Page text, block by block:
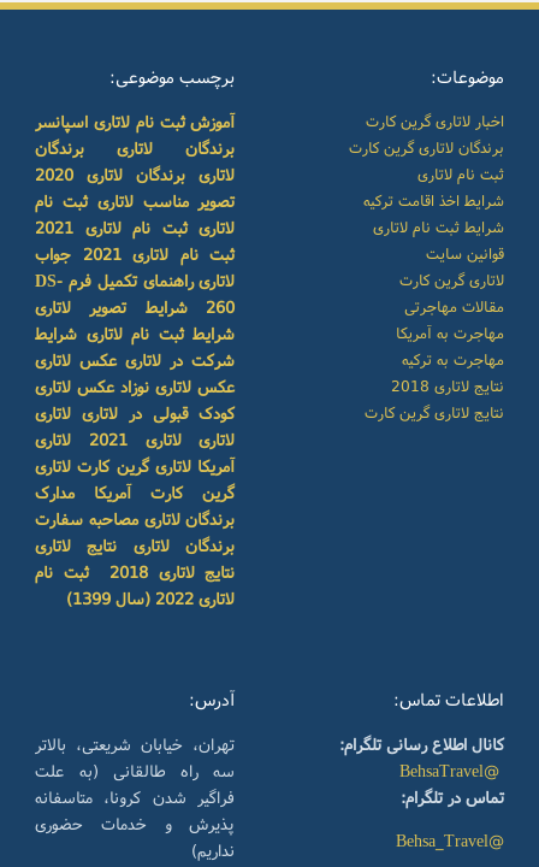
برچسب موضوعی:
آموزش ثبت نام لاتاری اسپانسر
برندگان لاتاری
برندگان
لاتاری برندگان لاتاری 2020
تصویر مناسب لاتاری ثبت نام
لاتاری ثبت نام لاتاری 2021
ثبت نام لاتاری 2021
جواب
لاتاری
راهنمای تکمیل فرم DS-
260
شرایط تصویر لاتاری
شرایط ثبت نام لاتاری شرایط
شرکت در لاتاری عکس لاتاری
عکس لاتاری نوزاد عکس لاتاری
کودک قبولی در لاتاری لاتاری
لاتاریلاتاری 2021
لاتاری
آمریکا لاتاری گرین کارت لاتاری
گرین کارت آمریکا
مدارک
برندگان لاتاری مصاحبه سفارت
برندگان لاتاری
نتایج لاتاری
نتایج لاتاری 2018
ثبت نام
لاتاری 2022 (سال 1399)
موضوعات:
اخبار لاتاری گرین کارت
برندگان لاتاری گرین کارت
ثبت نام لاتاری
شرایط اخذ اقامت ترکیه
شرایط ثبت نام لاتاری
قوانین سایت
لاتاری گرین کارت
مقالات مهاجرتی
مهاجرت به آمریکا
مهاجرت به ترکیه
نتایج لاتاری 2018
نتایج لاتاری گرین کارت
آدرس:
تهران، خیابان شریعتی، بالاتر
سه راه طالقانی (به علت
فراگیر شدن کرونا، متاسفانه
پذیرش و خدمات حضوری
نداریم)
اطلاعات تماس:
کانال اطلاع رسانی تلگرام:
@BehsaTravel
تماس در تلگرام:
@Behsa_Travel